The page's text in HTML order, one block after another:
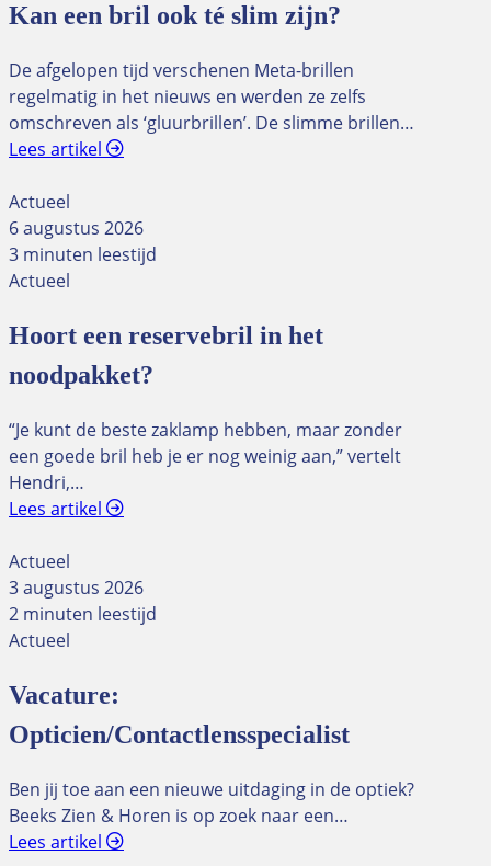
Kan een bril ook té slim zijn?
De afgelopen tijd verschenen Meta-brillen
regelmatig in het nieuws en werden ze zelfs
omschreven als ‘gluurbrillen’. De slimme brillen…
Lees artikel
Actueel
6 augustus 2026
3 minuten leestijd
Actueel
Hoort een reservebril in het
noodpakket?
“Je kunt de beste zaklamp hebben, maar zonder
een goede bril heb je er nog weinig aan,” vertelt
Hendri,…
Lees artikel
Actueel
3 augustus 2026
2 minuten leestijd
Actueel
Vacature:
Opticien/Contactlensspecialist
Ben jij toe aan een nieuwe uitdaging in de optiek?
Beeks Zien & Horen is op zoek naar een…
Lees artikel